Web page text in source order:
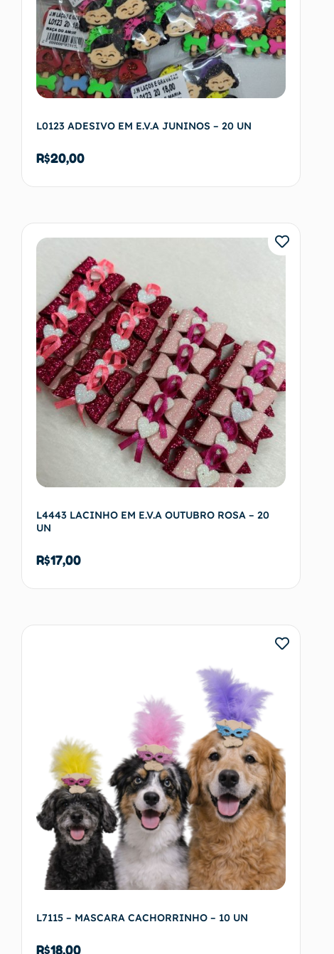
L0123 ADESIVO EM E.V.A JUNINOS – 20 UN
R$20,00
Ver opções
L4443 LACINHO EM E.V.A OUTUBRO ROSA – 20
UN
R$17,00
L7115 – MASCARA CACHORRINHO – 10 UN
R$18,00